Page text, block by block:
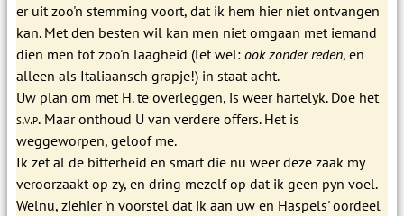
er uit zoo'n stemming voort, dat ik hem hier niet ontvangen
kan. Met den besten wil kan men niet omgaan met iemand
dien men tot zoo'n laagheid (let wel: ook zonder reden, en
alleen als Italiaansch grapje!) in staat acht. -
Uw plan om met H. te overleggen, is weer hartelyk. Doe het
s.v.p. Maar onthoud U van verdere offers. Het is
weggeworpen, geloof me.
Ik zet al de bitterheid en smart die nu weer deze zaak my
veroorzaakt op zy, en dring mezelf op dat ik geen pyn voel.
Welnu, ziehier 'n voorstel dat ik aan uw en Haspels' oordeel